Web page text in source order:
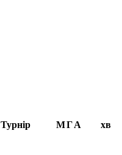
Турнір МГА хв